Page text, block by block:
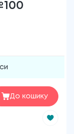
До кошику